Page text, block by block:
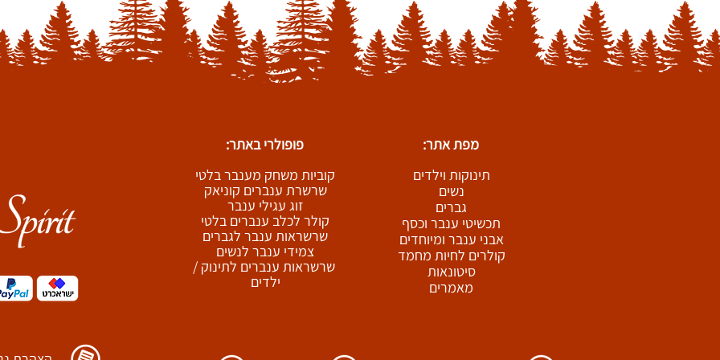
מפת אתר:
פופולרי באתר:
תינוקות וילדים
נשים
גברים
תכשיטי ענבר וכסף
אבני ענבר ומיוחדים
קולרים לחיות מחמד
סיטונאות
מאמרים
קוביות משחק מענבר בלטי
שרשרת ענברים קוניאק
זוג עגילי ענבר
קולר לכלב ענברים בלטי
שרשראות ענבר לגברים
צמידי ענבר לנשים
שרשראות ענברים לתינוק /
ילדים